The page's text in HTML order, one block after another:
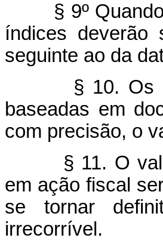
§ 9º
índices
seguinte ao da
§ 10. Os
baseadas em
com precisão, o
§ 11. O
em ação fiscal
se tornar
irrecorrível.